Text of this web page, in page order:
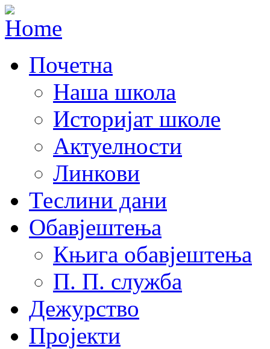
Почетна
Наша школа
Историјат школе
Актуелности
Линкови
Теслини дани
Обавјештења
Књига обавјештења
П. П. служба
Дежурство
Пројекти